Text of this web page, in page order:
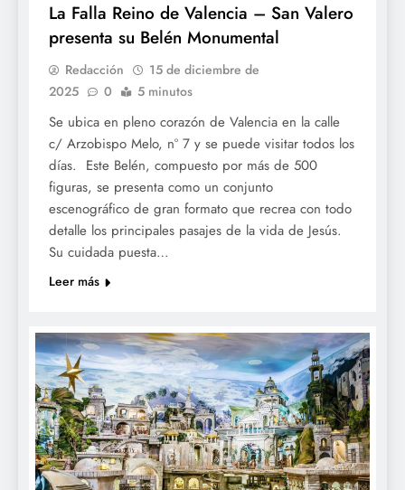
La Falla Reino de Valencia – San Valero
presenta su Belén Monumental
Redacción
15 de diciembre de
2025
0 5 minutos
Se ubica en pleno corazón de Valencia en la calle
c/ Arzobispo Melo, nº 7 y se puede visitar todos los
días. Este Belén, compuesto por más de 500
figuras, se presenta como un conjunto
escenográfico de gran formato que recrea con todo
detalle los principales pasajes de la vida de Jesús.
Su cuidada puesta…
Leer más